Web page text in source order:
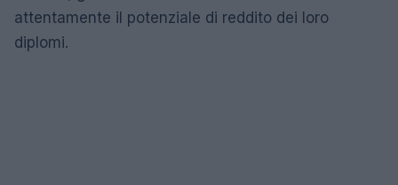
attentamente il potenziale di reddito dei loro
diplomi.